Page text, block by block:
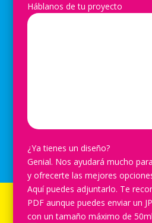
Háblanos de tu proyecto
¿Ya tienes un diseño?
Genial. Nos ayudará mucho
y ofrecerte las mejores
Aquí puedes adjuntarlo. Te
PDF aunque puedes enviar un
con un tamaño máximo de